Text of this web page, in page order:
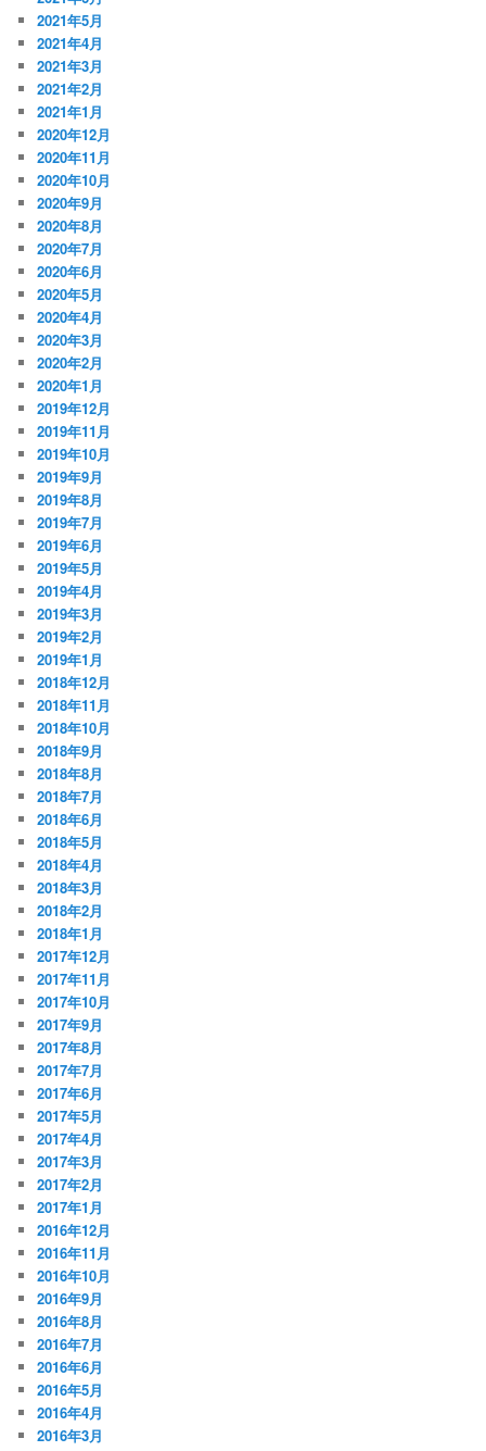
2021年5月
2021年4月
2021年3月
2021年2月
2021年1月
2020年12月
2020年11月
2020年10月
2020年9月
2020年8月
2020年7月
2020年6月
2020年5月
2020年4月
2020年3月
2020年2月
2020年1月
2019年12月
2019年11月
2019年10月
2019年9月
2019年8月
2019年7月
2019年6月
2019年5月
2019年4月
2019年3月
2019年2月
2019年1月
2018年12月
2018年11月
2018年10月
2018年9月
2018年8月
2018年7月
2018年6月
2018年5月
2018年4月
2018年3月
2018年2月
2018年1月
2017年12月
2017年11月
2017年10月
2017年9月
2017年8月
2017年7月
2017年6月
2017年5月
2017年4月
2017年3月
2017年2月
2017年1月
2016年12月
2016年11月
2016年10月
2016年9月
2016年8月
2016年7月
2016年6月
2016年5月
2016年4月
2016年3月